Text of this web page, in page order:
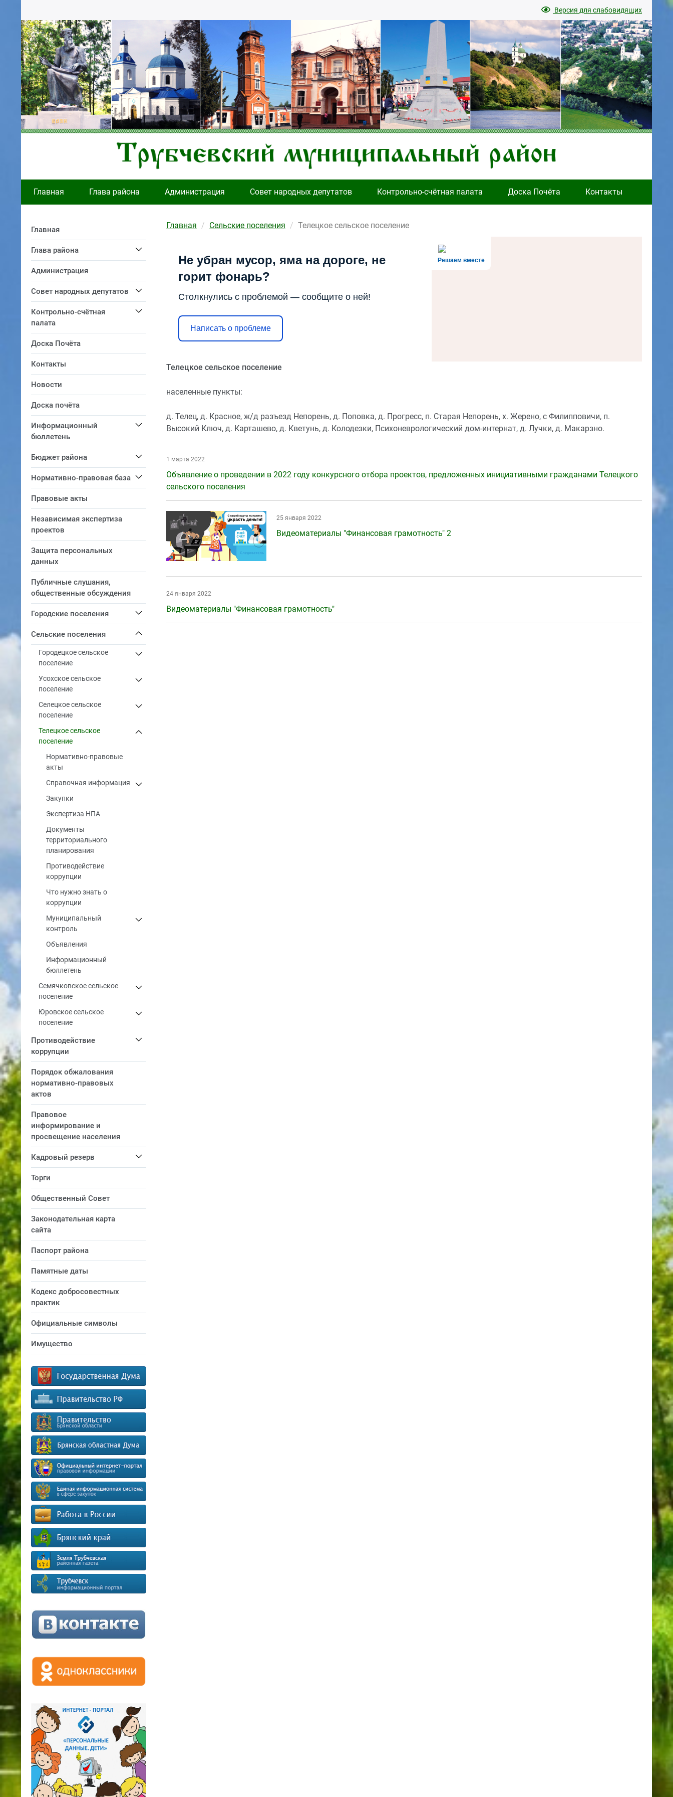
Версия для слабовидящих
Главная Глава района Администрация Совет народных депутатов Контрольно-счётная палата Доска Почёта Контакты
Главная
Глава района
Администрация
Совет народных депутатов
Контрольно-счётная
палата
Доска Почёта
Контакты
Новости
Доска почёта
Информационный
бюллетень
Бюджет района
Нормативно-правовая база
Правовые акты
Независимая экспертиза
проектов
Защита персональных
данных
Публичные слушания,
общественные обсуждения
Городские поселения
Сельские поселения
Городецкое сельское
поселение
Усохское сельское
поселение
Селецкое сельское
поселение
Телецкое сельское
поселение
Нормативно-правовые
акты
Справочная информация
Закупки
Экспертиза НПА
Документы
территориального
планирования
Противодействие
коррупции
Что нужно знать о
коррупции
Муниципальный
контроль
Объявления
Информационный
бюллетень
Семячковское сельское
поселение
Юровское сельское
поселение
Противодействие
коррупции
Порядок обжалования
нормативно-правовых
актов
Правовое
информирование и
просвещение населения
Кадровый резерв
Торги
Общественный Совет
Законодательная карта
сайта
Паспорт района
Памятные даты
Кодекс добросовестных
практик
Официальные символы
Имущество
Главная Сельские поселения Телецкое сельское поселение
Решаем вместе
Не убран мусор, яма на дороге, не
горит фонарь?
Столкнулись с проблемой — сообщите о ней!
Написать о проблеме
Телецкое сельское поселение
населенные пункты:
д. Телец, д. Красное, ж/д разъезд Непорень, д. Поповка, д. Прогресс, п. Старая Непорень, х. Жерено, с Филипповичи, п.
Высокий Ключ, д. Карташево, д. Кветунь, д. Колодезки, Психоневрологический дом-интернат, д. Лучки, д. Макарзно.
1 марта 2022
Объявление о проведении в 2022 году конкурсного отбора проектов, предложенных инициативными гражданами Телецкого
сельского поселения
25 января 2022
Видеоматериалы "Финансовая грамотность" 2
24 января 2022
Видеоматериалы "Финансовая грамотность"